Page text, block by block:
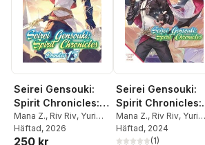
Seirei Gensouki:
Spirit Chronicles:
Omnibus 13 (Light
Novel)
Mana Z., Riv Riv, Yuri
Kitayama
Häftad, 2026
250 kr
Seirei Gensouki:
Spirit Chronicles:
Omnibus 11 (Light
Novel)
Mana Z., Riv Riv, Yuri
Kitayama
Häftad, 2024
(1)